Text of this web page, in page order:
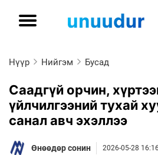
Нүүр Нийгэм Бусад
Саадгүй орчин,
үйлчилгээний тухай
санал авч эхэллээ
Өнөөдөр сонин 2026-05-28 16:16